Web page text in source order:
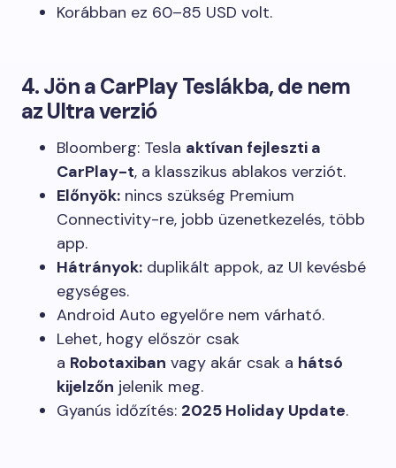
Korábban ez 60–85 USD volt.
4. Jön a CarPlay Teslákba, de nem
az Ultra verzió
Bloomberg: Tesla aktívan fejleszti a
CarPlay-t, a klasszikus ablakos verziót.
Előnyök: nincs szükség Premium
Connectivity-re, jobb üzenetkezelés, több
app.
Hátrányok: duplikált appok, az UI kevésbé
egységes.
Android Auto egyelőre nem várható.
Lehet, hogy először csak
a Robotaxiban vagy akár csak a hátsó
kijelzőn jelenik meg.
Gyanús időzítés: 2025 Holiday Update.